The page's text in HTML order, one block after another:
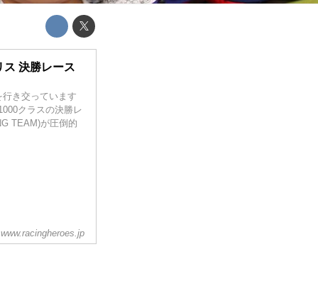
決勝レース
き交っています
クラスの決勝レ
TEAM)が圧倒的
www.racingheroes.jp